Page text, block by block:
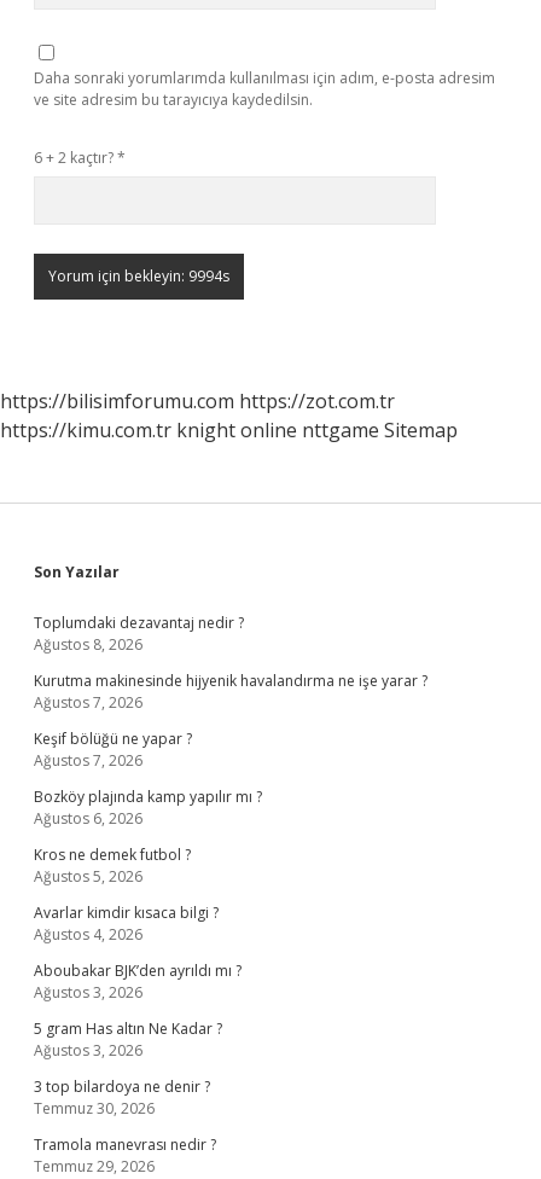
Daha sonraki yorumlarımda kullanılması için adım, e-posta adresim
ve site adresim bu tarayıcıya kaydedilsin.
6 + 2 kaçtır?*
https://bilisimforumu.com https://zot.com.tr
https://kimu.com.tr knight online nttgame Sitemap
Sidebar
Son Yazılar
Toplumdaki dezavantaj nedir ?
Ağustos 8, 2026
Kurutma makinesinde hijyenik havalandırma ne işe yarar ?
Ağustos 7, 2026
Keşif bölüğü ne yapar ?
Ağustos 7, 2026
Bozköy plajında kamp yapılır mı ?
Ağustos 6, 2026
Kros ne demek futbol ?
Ağustos 5, 2026
Avarlar kimdir kısaca bilgi ?
Ağustos 4, 2026
Aboubakar BJK’den ayrıldı mı ?
Ağustos 3, 2026
5 gram Has altın Ne Kadar ?
Ağustos 3, 2026
3 top bilardoya ne denir ?
Temmuz 30, 2026
Tramola manevrası nedir ?
Temmuz 29, 2026